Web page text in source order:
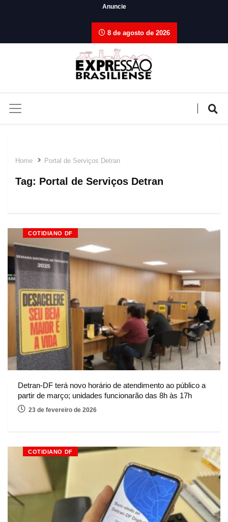
Anuncie
8 de agosto de 2026
Home Portal de Serviços Detran
Tag: Portal de Serviços Detran
COTIDIANO DF
Detran-DF terá novo horário de atendimento ao público a
partir de março; unidades funcionarão das 8h às 17h
23 de fevereiro de 2026
COTIDIANO DF